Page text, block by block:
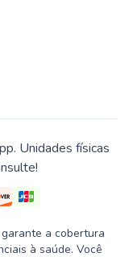
Unidades físicas
a cobertura
à saúde. Você